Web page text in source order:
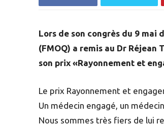
Lors de son congrès du 9 mai
(FMOQ) a remis au Dr
son prix «Rayonnement et
Le prix Rayonnement et
Un médecin engagé, un
Nous sommes très fiers de lui